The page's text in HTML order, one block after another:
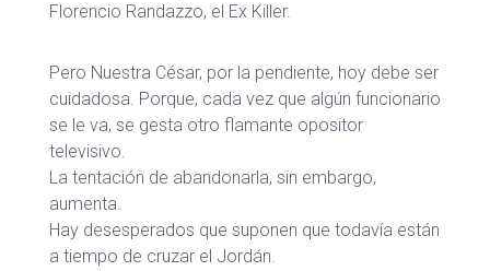
Florencio Randazzo, el Ex Killer.
Pero Nuestra César, por la pendiente, hoy debe ser
cuidadosa. Porque, cada vez que algún funcionario
se le va, se gesta otro flamante opositor
televisivo.
La tentación de abandonarla, sin embargo,
aumenta.
Hay desesperados que suponen que todavía están
a tiempo de cruzar el Jordán.